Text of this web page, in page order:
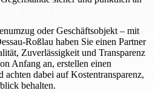
oder Geschäftsobjekt – mit
Roßlau haben Sie einen Partner
Zuverlässigkeit und Transparenz
Anfang an, erstellen einen
dabei auf Kostentransparenz,
behalten.